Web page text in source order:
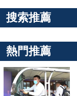
搜索推薦
熱門推薦